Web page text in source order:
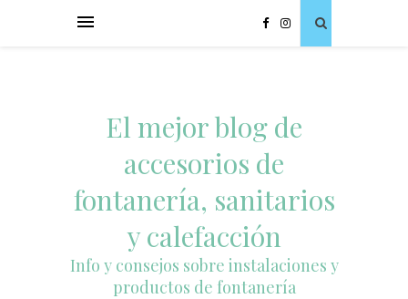
El mejor blog de
accesorios de
fontanería, sanitarios
y calefacción
Info y consejos sobre instalaciones y
productos de fontanería